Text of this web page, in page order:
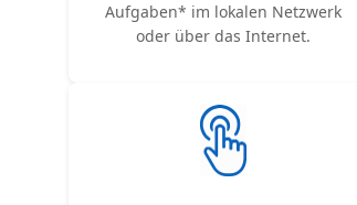
Aufgaben* im lokalen Netzwerk
oder über das Internet.